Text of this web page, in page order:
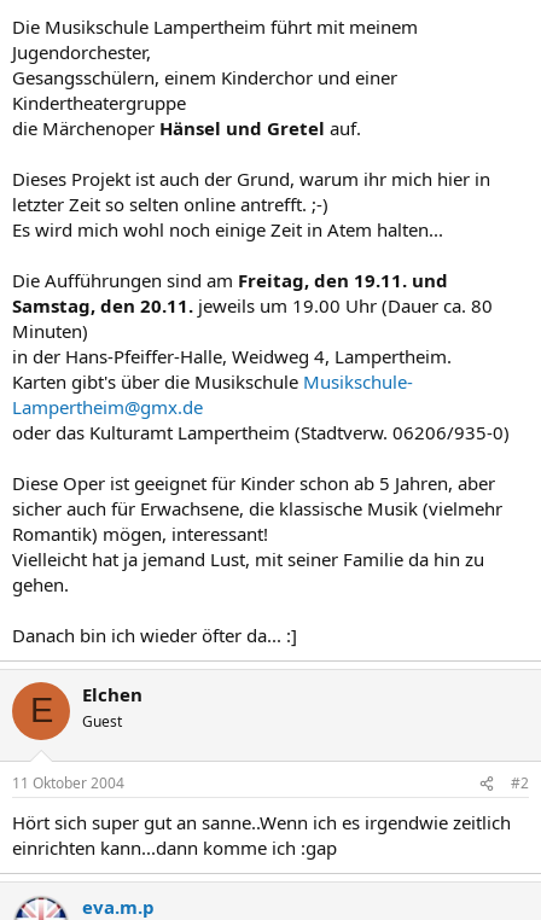
Die Musikschule Lampertheim führt mit meinem
Jugendorchester,
Gesangsschülern, einem Kinderchor und einer
Kindertheatergruppe
die Märchenoper Hänsel und Gretel auf.
Dieses Projekt ist auch der Grund, warum ihr mich hier in
letzter Zeit so selten online antrefft. ;-)
Es wird mich wohl noch einige Zeit in Atem halten...
Die Aufführungen sind am Freitag, den 19.11. und
Samstag, den 20.11. jeweils um 19.00 Uhr (Dauer ca. 80
Minuten)
in der Hans-Pfeiffer-Halle, Weidweg 4, Lampertheim.
Karten gibt's über die Musikschule Musikschule-
Lampertheim@gmx.de
oder das Kulturamt Lampertheim (Stadtverw. 06206/935-0)
Diese Oper ist geeignet für Kinder schon ab 5 Jahren, aber
sicher auch für Erwachsene, die klassische Musik (vielmehr
Romantik) mögen, interessant!
Vielleicht hat ja jemand Lust, mit seiner Familie da hin zu
gehen.
Danach bin ich wieder öfter da... :]
E Elchen
Guest
11 Oktober 2004 #2
Hört sich super gut an sanne..Wenn ich es irgendwie zeitlich
einrichten kann...dann komme ich :gap
eva.m.p